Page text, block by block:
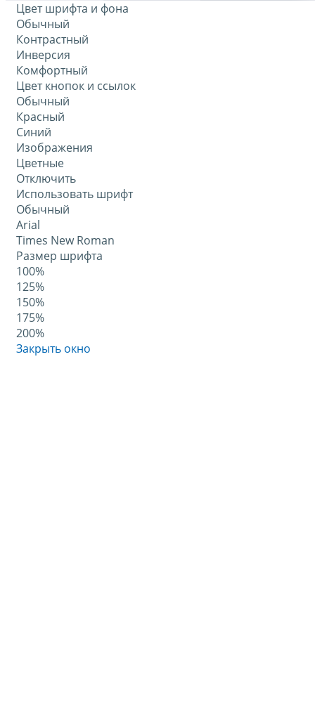
Цвет шрифта и фона
Обычный
Контрастный
Инверсия
Комфортный
Цвет кнопок и ссылок
Обычный
Красный
Синий
Изображения
Цветные
Отключить
Использовать шрифт
Обычный
Arial
Times New Roman
Размер шрифта
100%
125%
150%
175%
200%
Закрыть окно